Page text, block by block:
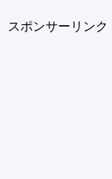
スポンサーリンク